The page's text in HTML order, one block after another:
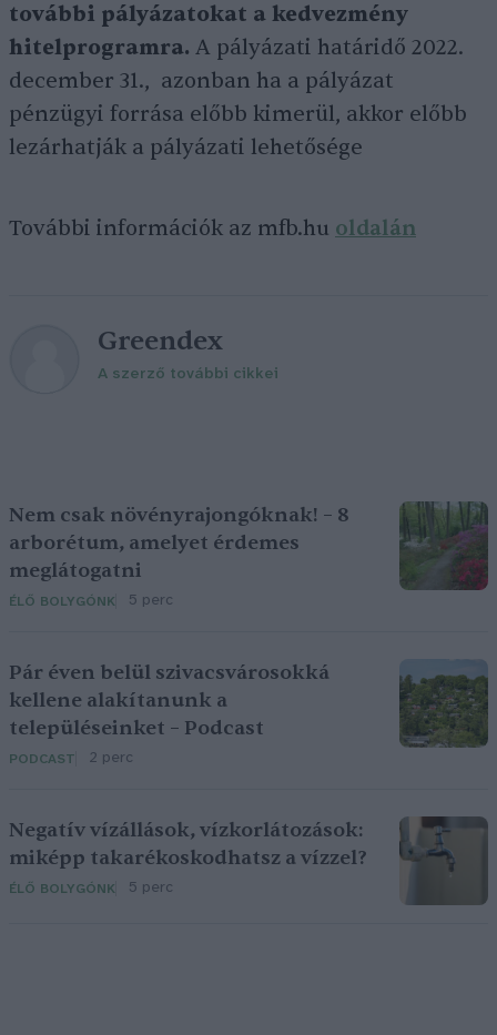
további pályázatokat a kedvezmény
hitelprogramra. A pályázati határidő 2022.
december 31., azonban ha a pályázat
pénzügyi forrása előbb kimerül, akkor előbb
lezárhatják a pályázati lehetősége
További információk az mfb.hu oldalán
Greendex
A szerző további cikkei
Nem csak növényrajongóknak! – 8
arborétum, amelyet érdemes
meglátogatni
ÉLŐ BOLYGÓNK 5 perc
Pár éven belül szivacsvárosokká
kellene alakítanunk a
településeinket – Podcast
PODCAST 2 perc
Negatív vízállások, vízkorlátozások:
miképp takarékoskodhatsz a vízzel?
ÉLŐ BOLYGÓNK 5 perc